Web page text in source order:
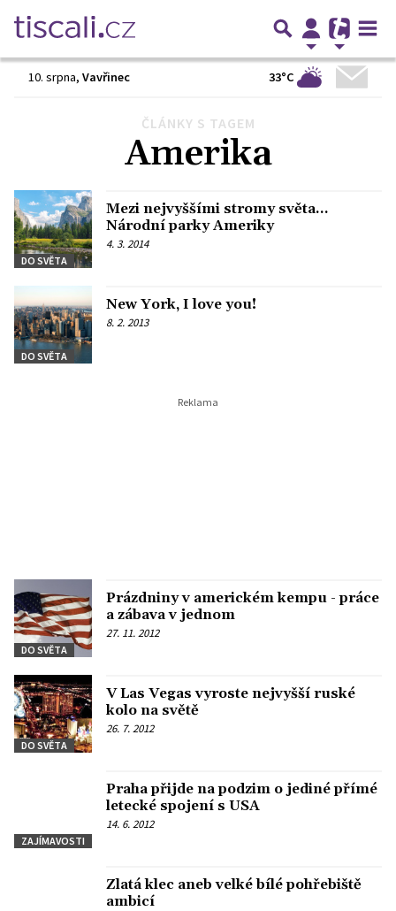
10. srpna, Vavřinec 33°C
ČLÁNKY S TAGEM
Amerika
DO SVĚTA
Mezi nejvyššími stromy světa...
Národní parky Ameriky
4. 3. 2014
DO SVĚTA
New York, I love you!
8. 2. 2013
DO SVĚTA
Prázdniny v americkém kempu - práce
a zábava v jednom
27. 11. 2012
DO SVĚTA
V Las Vegas vyroste nejvyšší ruské
kolo na světě
26. 7. 2012
ZAJÍMAVOSTI
Praha přijde na podzim o jediné přímé
letecké spojení s USA
14. 6. 2012
Zlatá klec aneb velké bílé pohřebiště
ambicí
Další